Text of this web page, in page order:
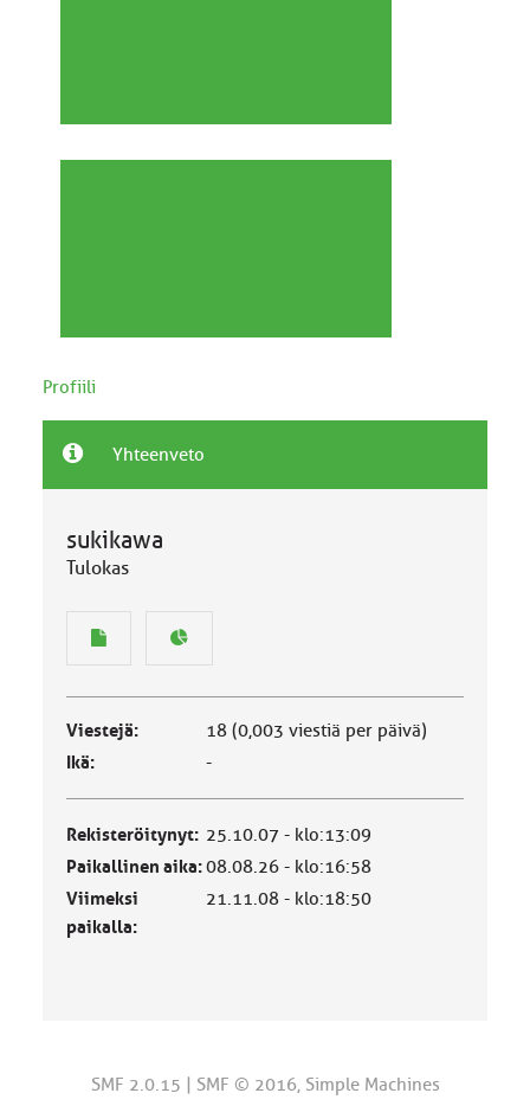
Profiili
Yhteenveto
sukikawa
Tulokas
Viestejä:
18 (0,003 viestiä per päivä)
Ikä:
-
Rekisteröitynyt: 25.10.07 - klo:13:09
Paikallinen aika:08.08.26 - klo:16:58
Viimeksi
paikalla:
21.11.08 - klo:18:50
SMF 2.0.15 | SMF © 2016, Simple Machines